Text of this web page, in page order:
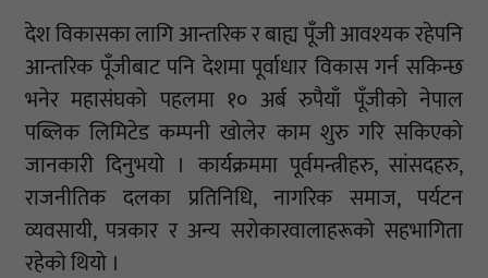
देश विकासका लागि आन्तरिक र बाह्य पूँजी आवश्यक रहेपनि
आन्तरिक पूँजीबाट पनि देशमा पूर्वाधार विकास गर्न सकिन्छ
भनेर महासंघको पहलमा १० अर्ब रुपैयाँ पूँजीको नेपाल
पब्लिक लिमिटेड कम्पनी खोलेर काम शुरु गरि सकिएको
जानकारी दिनुभयो । कार्यक्रममा पूर्वमन्त्रीहरु, सांसदहरु,
राजनीतिक दलका प्रतिनिधि, नागरिक समाज, पर्यटन
व्यवसायी, पत्रकार र अन्य सरोकारवालाहरूको सहभागिता
रहेको थियो ।